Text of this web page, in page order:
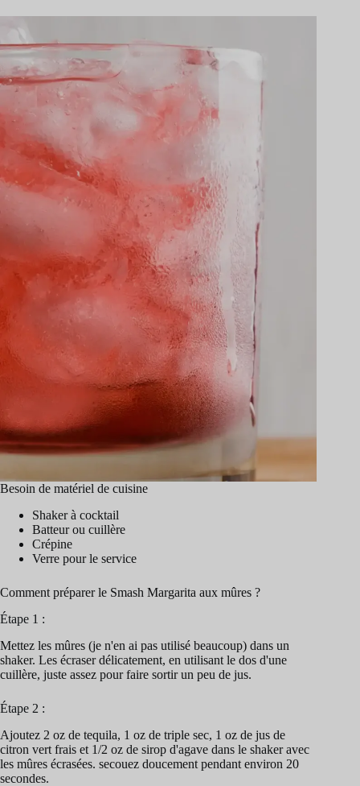
Besoin de matériel de cuisine
Shaker à cocktail
Batteur ou cuillère
Crépine
Verre pour le service
Comment préparer le Smash Margarita aux mûres ?
Étape 1 :
Mettez les mûres (je n'en ai pas utilisé beaucoup) dans un
shaker. Les écraser délicatement, en utilisant le dos d'une
cuillère, juste assez pour faire sortir un peu de jus.
Étape 2 :
Ajoutez 2 oz de tequila, 1 oz de triple sec, 1 oz de jus de
citron vert frais et 1/2 oz de sirop d'agave dans le shaker avec
les mûres écrasées. secouez doucement pendant environ 20
secondes.